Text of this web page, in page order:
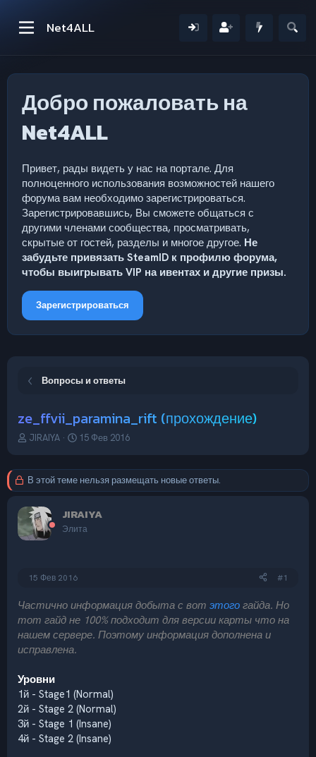
Net4ALL
Добро пожаловать на
Net4ALL
Привет, рады видеть у нас на портале. Для
полноценного использования возможностей нашего
форума вам необходимо зарегистрироваться.
Зарегистрировавшись, Вы сможете общаться с
другими членами сообщества, просматривать,
скрытые от гостей, разделы и многое другое. Не
забудьте привязать SteamID к профилю форума,
чтобы выигрывать VIP на ивентах и другие призы.
Зарегистрироваться
Вопросы и ответы
ze_ffvii_paramina_rift (прохождение)
А
о
е
м
ы
JIRAIYA
Д
ч
а
15 Фев 2016
В этой теме нельзя размещать новые ответы.
JIRAIYA
Элита
15 Фев 2016 #1
Частично информация добыта с вот этого гайда. Но
тот гайд не 100% подходит для версии карты что на
нашем сервере. Поэтому информация дополнена и
исправлена.
Уровни
1й - Stage1 (Normal)
2й - Stage 2 (Normal)
3й - Stage 1 (Insane)
4й - Stage 2 (Insane)